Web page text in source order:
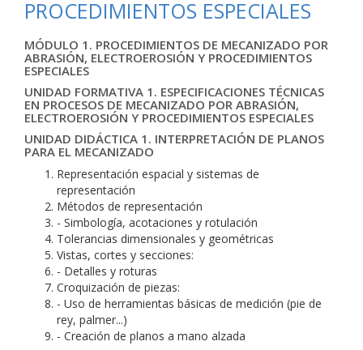
PROCEDIMIENTOS ESPECIALES
MÓDULO 1. PROCEDIMIENTOS DE MECANIZADO POR
ABRASIÓN, ELECTROEROSIÓN Y PROCEDIMIENTOS
ESPECIALES
UNIDAD FORMATIVA 1. ESPECIFICACIONES TÉCNICAS
EN PROCESOS DE MECANIZADO POR ABRASIÓN,
ELECTROEROSIÓN Y PROCEDIMIENTOS ESPECIALES
UNIDAD DIDÁCTICA 1. INTERPRETACIÓN DE PLANOS
PARA EL MECANIZADO
Representación espacial y sistemas de
representación
Métodos de representación
- Simbología, acotaciones y rotulación
Tolerancias dimensionales y geométricas
Vistas, cortes y secciones:
- Detalles y roturas
Croquización de piezas:
- Uso de herramientas básicas de medición (pie de
rey, palmer...)
- Creación de planos a mano alzada